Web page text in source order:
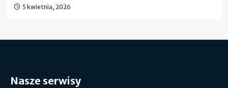
5 kwietnia, 2026
Nasze serwisy